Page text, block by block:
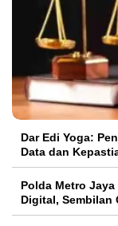
Dar Edi Yoga:
Data dan
Polda Metro
Digital, Sembilan